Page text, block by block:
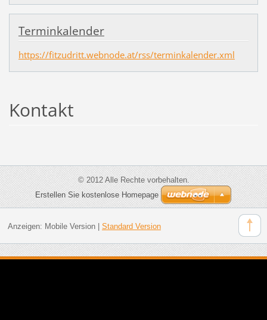
Terminkalender
https://fitzudritt.webnode.at/rss/terminkalender.xml
Kontakt
© 2012 Alle Rechte vorbehalten.
Erstellen Sie kostenlose Homepage
Anzeigen: Mobile Version| Standard Version